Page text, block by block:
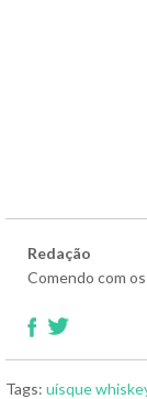
Redação
Comendo com
Tags: uísque